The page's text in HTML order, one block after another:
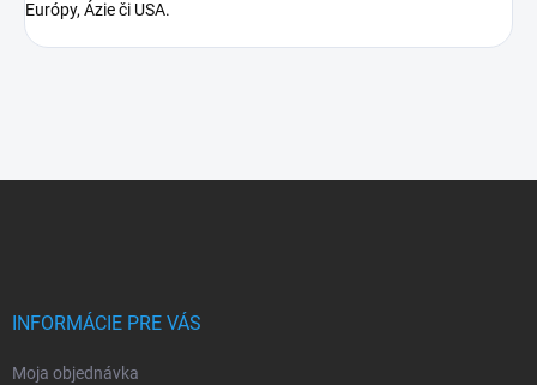
Európy, Ázie či USA.
INFORMÁCIE PRE VÁS
Moja objednávka